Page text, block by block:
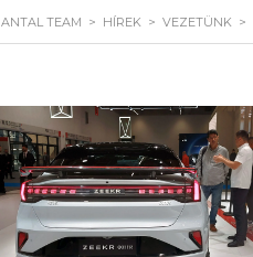
ANTAL TEAM > HÍREK > VEZETÜNK >